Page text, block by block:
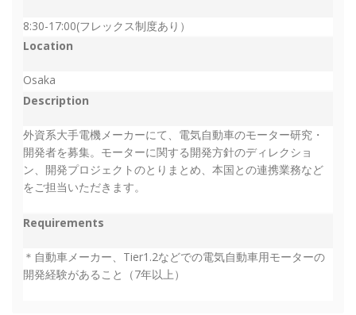
8:30-17:00(フレックス制度あり）
Location
Osaka
Description
外資系大手電機メーカーにて、電気自動車のモーター研究・
開発者を募集。モーターに関する開発方針のディレクショ
ン、開発プロジェクトのとりまとめ、本国との連携業務など
をご担当いただきます。
Requirements
＊自動車メーカー、Tier1.2などでの電気自動車用モーターの
開発経験があること（7年以上）